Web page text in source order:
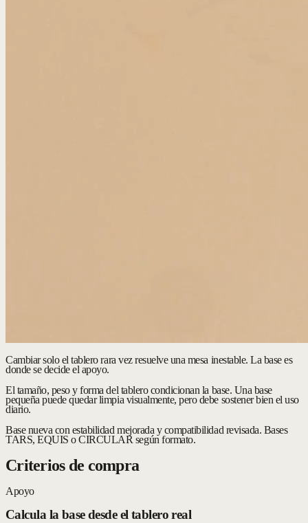
Cambiar solo el tablero rara vez resuelve una mesa inestable. La base es
donde se decide el apoyo.
El tamaño, peso y forma del tablero condicionan la base. Una base
pequeña puede quedar limpia visualmente, pero debe sostener bien el uso
diario.
Base nueva con estabilidad mejorada y compatibilidad revisada. Bases
TARS, EQUIS o CIRCULAR según formato.
Criterios de compra
Apoyo
Calcula la base desde el tablero real